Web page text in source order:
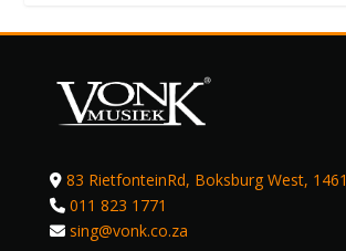
83 RietfonteinRd, Boksburg West, 1461
011 823 1771
sing@vonk.co.za